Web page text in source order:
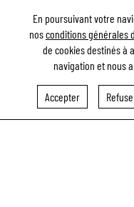
En poursuivant votre
nosconditions générales
de cookies destinés à
navigation et nous
Accepter
BAYEUX, LA
AVANT PÂQUES